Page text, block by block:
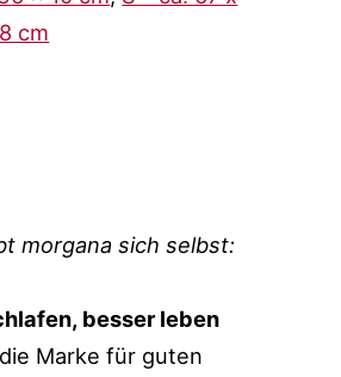
cm
morgana sich selbst:
besser leben
Marke für guten